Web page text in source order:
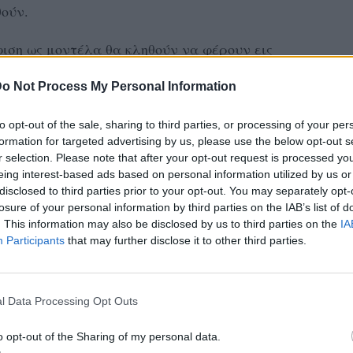
Not Process My Personal Information
opt-out of the sale, sharing to third parties, or processing of your
for targeted advertising by us, please use the below opt-out
selection. Please note that after your opt-out request is processed
interest-based ads based on personal information utilized by us
to third parties prior to your opt-out. You may separately
of your personal information by third parties on the IAB’s list of
This information may also be disclosed by us to third parties on the
Participants that may further disclose it to other third parties.
Data Processing Opt Outs
opt-out of the Sharing of my personal data.
ως μοντέλα θα κληθούν να φέρουν εις
Model οι 70 κοπέλες που πέρασαν στο
την διάρκεια της επιλογής των ρούχων
ως παρατράγουδα.
προκειμένου να διαλέξουν το κατάλληλο
θα αποχωρήσουν διάλεξαν πάνω από ένα
να ανακοινώσει την τιμωρία τους.
ΔΙΑΦΗΜΙΣΗ